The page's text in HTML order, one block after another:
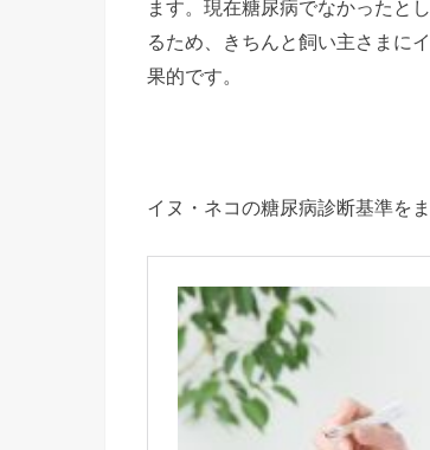
ます。現在糖尿病でなかったと
るため、きちんと飼い主さまに
果的です。
イヌ・ネコの糖尿病診断基準を